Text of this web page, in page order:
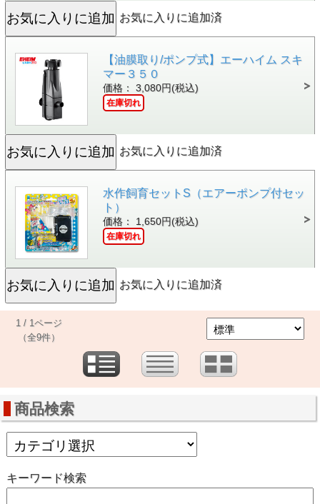
お気に入りに追加済
【油膜取り/ポンプ式】エーハイム スキ
マー３５０
価格： 3,080円(税込)
在庫切れ
お気に入りに追加済
水作飼育セットS（エアーポンプ付セッ
ト）
価格： 1,650円(税込)
在庫切れ
お気に入りに追加済
1 / 1ページ
（全9件）
商品検索
キーワード検索